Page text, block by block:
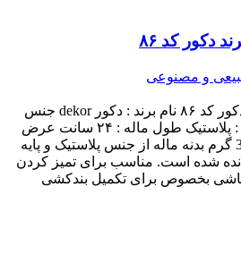
دکور کد ۸۶
و مصنوعی
ماله اسفنجی نارنجی برند دکور کد ۸۶ نام برند : دکور dekor جنس
ماله : اسفنجی جنس دسته : پلاستیک طول ماله : ۲۴ سانت عرض
ماله : ۱۶/۵سانت وزن : 300 گرم بدنه ماله از جنس پلاستیک و پایه
شده است. مناسب برای تمیز کردن
بخصوص برای تکمیل بندکشی